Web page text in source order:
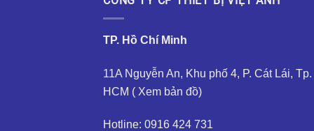
TP. Hồ Chí Minh
11A Nguyễn An, Khu phố 4, P. Cát Lái, Tp.
HCM ( Xem bản đồ)
Hotline: 0916 424 731